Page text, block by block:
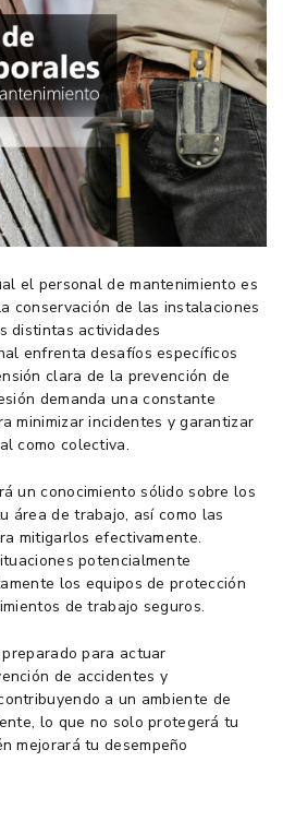
el personal de mantenimiento es
conservación de las instalaciones
distintas actividades
enfrenta desafíos específicos
clara de la prevención de
demanda una constante
minimizar incidentes y garantizar
como colectiva.
un conocimiento sólido sobre los
área de trabajo, así como las
mitigarlos efectivamente.
potencialmente
los equipos de protección
de trabajo seguros.
para actuar
de accidentes y
a un ambiente de
lo que no solo protegerá tu
mejorará tu desempeño